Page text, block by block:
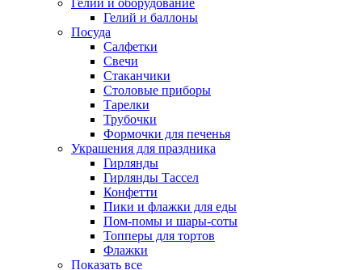
Гелий и оборудование
Гелий и баллоны
Посуда
Салфетки
Свечи
Стаканчики
Столовые приборы
Тарелки
Трубочки
Формочки для печенья
Украшения для праздника
Гирлянды
Гирлянды Тассел
Конфетти
Пики и флажки для еды
Пом-помы и шары-соты
Топперы для тортов
Флажки
Показать все